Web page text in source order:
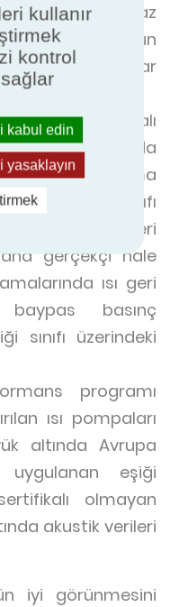
CO2 gaz
bölgedeki ürün
dokuz farklı pazar
Sertifikalı
kapsamında
karşılaştırma
verimliliği sınıfı
referans şehirleri
gerçekçi hale
ısı geri
baypas basınç
sınıfı üzerindeki
programı
ısı pompaları
altında Avrupa
uygulanan eşiği
olmayan
akustik verileri
iyi görünmesini
kullanır
kontrol
kabul edin
yasaklayın